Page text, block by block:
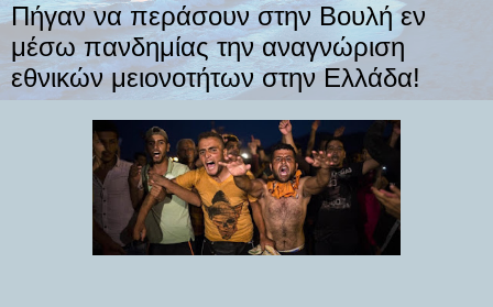
Πήγαν να περάσουν στην Βουλή εν
μέσω πανδημίας την αναγνώριση
εθνικών μειονοτήτων στην Ελλάδα!